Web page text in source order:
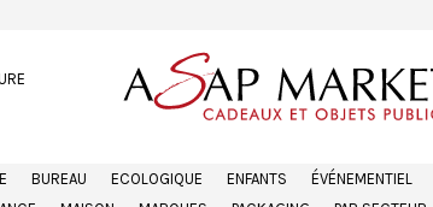
BUREAU ECOLOGIQUE ENFANTS ÉVÉNEMENTIEL